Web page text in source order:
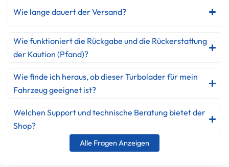
Wie lange dauert der Versand?
Wie funktioniert die Rückgabe und die Rückerstattung
der Kaution (Pfand)?
Wie finde ich heraus, ob dieser Turbolader für mein
Fahrzeug geeignet ist?
Welchen Support und technische Beratung bietet der
Shop?
Alle Fragen Anzeigen